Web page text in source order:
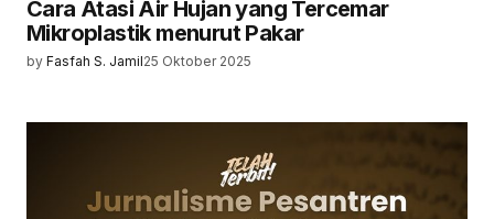
Cara Atasi Air Hujan yang Tercemar
Mikroplastik menurut Pakar
by Fasfah S. Jamil25 Oktober 2025